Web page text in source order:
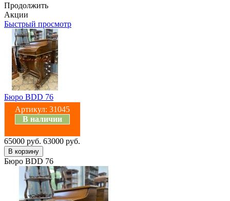
Продолжить
Акции
Быстрый просмотр
Бюро BDD 76
Артикул: 31045
В наличии
65000 руб. 63000 руб.
Бюро BDD 76